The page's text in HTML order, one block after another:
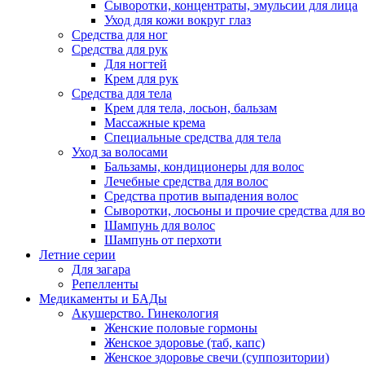
Сыворотки, концентраты, эмульсии для лица
Уход для кожи вокруг глаз
Средства для ног
Средства для рук
Для ногтей
Крем для рук
Средства для тела
Крем для тела, лосьон, бальзам
Массажные крема
Специальные средства для тела
Уход за волосами
Бальзамы, кондиционеры для волос
Лечебные средства для волос
Средства против выпадения волос
Сыворотки, лосьоны и прочие средства для
Шампунь для волос
Шампунь от перхоти
Летние серии
Для загара
Репелленты
Медикаменты и БАДы
Акушерство. Гинекология
Женские половые гормоны
Женское здоровье (таб, капс)
Женское здоровье свечи (суппозитории)